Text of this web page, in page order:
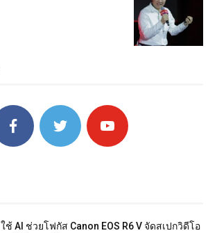
ใช้ AI ช่วยโฟกัส Canon EOS R6 V จัดสเปกวิดีโอ